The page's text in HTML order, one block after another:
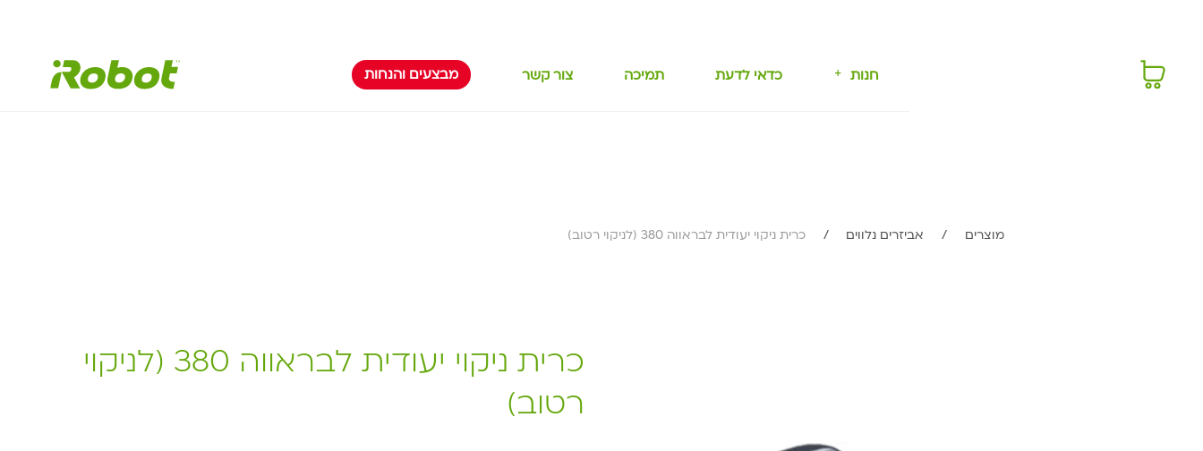
חנות כדאי לדעת תמיכה צור קשר מבצעים והנחות
מוצרים / אביזרים נלווים / כרית ניקוי יעודית לבראווה 380 (לניקוי רטוב)
כרית ניקוי יעודית לבראווה 380 (לניקוי
רטוב)